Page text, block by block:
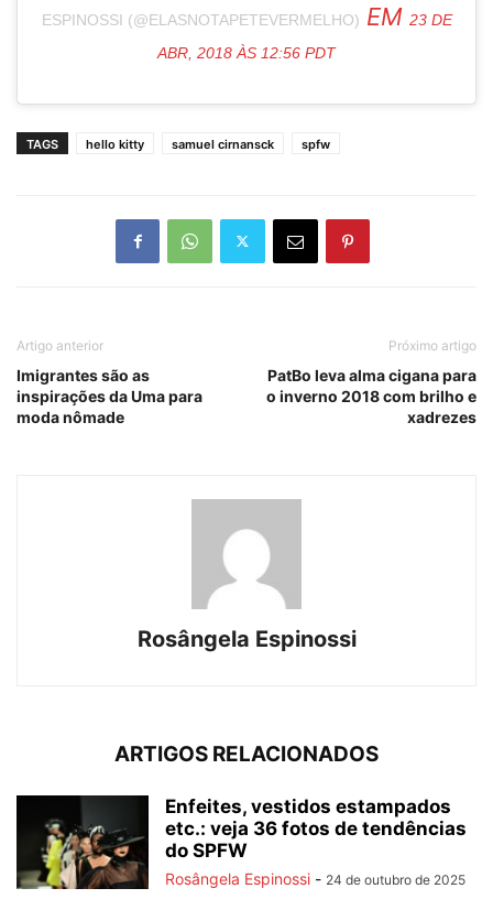
ESPINOSSI (@ELASNOTAPETEVERMELHO) EM 23 DE
ABR, 2018 ÀS 12:56 PDT
TAGS hello kitty samuel cirnansck spfw
Artigo anterior
Imigrantes são as
inspirações da Uma para
moda nômade
Próximo artigo
PatBo leva alma cigana para
o inverno 2018 com brilho e
xadrezes
Rosângela Espinossi
ARTIGOS RELACIONADOS
Enfeites, vestidos estampados
etc.: veja 36 fotos de tendências
do SPFW
Rosângela Espinossi - 24 de outubro de 2025